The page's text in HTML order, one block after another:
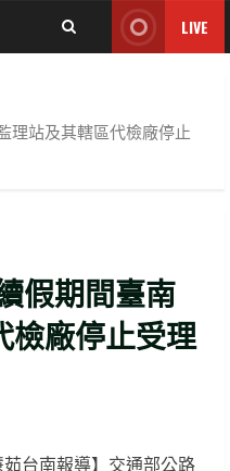
LIVE
理站及其轄區代檢廠停止
假期間臺南
檢廠停止受理
茹台南報導】交通部公路